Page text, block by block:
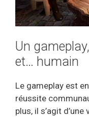
Un
et… humain
Le gameplay est
réussite
plus, il s’agit